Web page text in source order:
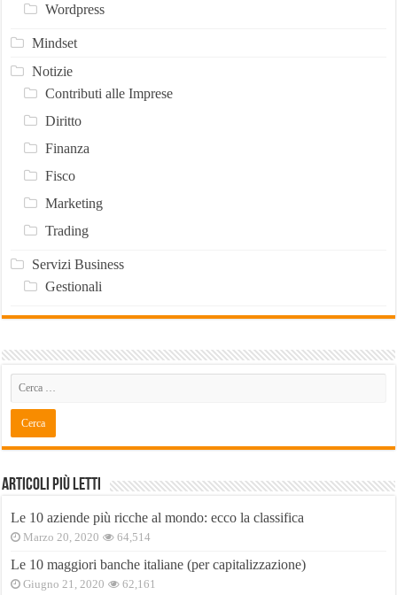
Wordpress
Mindset
Notizie
Contributi alle Imprese
Diritto
Finanza
Fisco
Marketing
Trading
Servizi Business
Gestionali
Articoli Più Letti
Le 10 aziende più ricche al mondo: ecco la classifica
Marzo 20, 2020 64,514
Le 10 maggiori banche italiane (per capitalizzazione)
Giugno 21, 2020 62,161